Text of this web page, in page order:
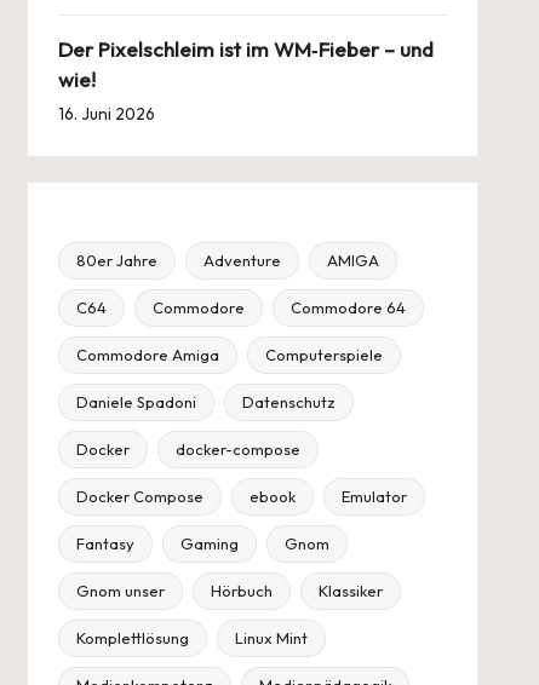
Der Pixelschleim ist im WM‑Fieber – und
wie!
16. Juni 2026
80er Jahre Adventure AMIGA
C64 Commodore Commodore 64
Commodore Amiga Computerspiele
Daniele Spadoni Datenschutz
Docker docker-compose
Docker Compose ebook Emulator
Fantasy Gaming Gnom
Gnom unser Hörbuch Klassiker
Komplettlösung Linux Mint